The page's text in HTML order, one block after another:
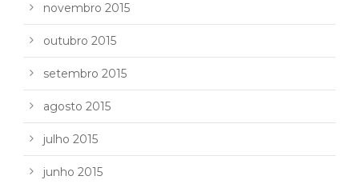
novembro 2015
outubro 2015
setembro 2015
agosto 2015
julho 2015
junho 2015